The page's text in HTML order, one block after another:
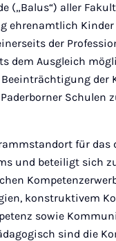
(„Balus“) aller
ehrenamtlich Kinder
der
dem Ausgleich
der
Schulen
für das
und beteiligt sich
konstruktivem
sowie
sind die